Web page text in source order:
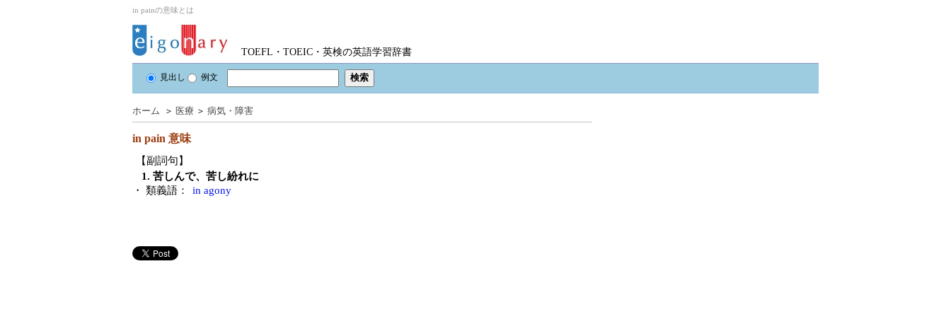
in painの意味とは
TOEFL・TOEIC・英検の英語学習辞書
見出し 例文
ホーム ＞ 医療 ＞ 病気・障害
in pain 意味
【副詞句】
1. 苦しんで、苦し紛れに
・ 類義語：
in agony